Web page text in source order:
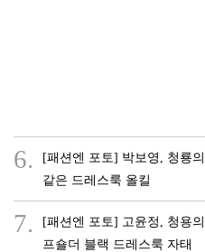
6.
[패션엔 포토] 박보영, 청룡
같은 드레스룩 올킬
7.
[패션엔 포토] 고윤정, 청용
프숄더 블랙 드레스룩 자태